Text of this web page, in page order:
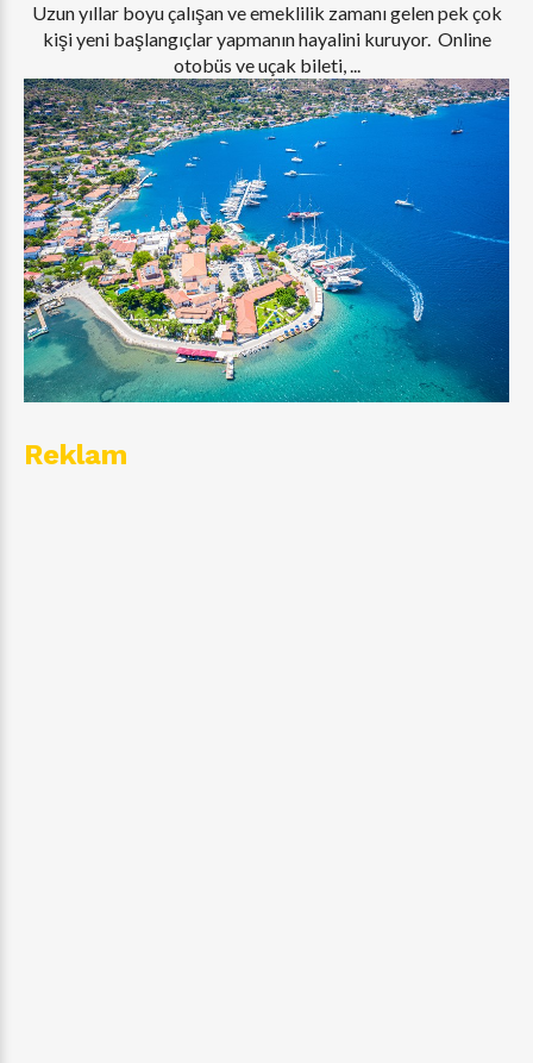
Uzun yıllar boyu çalışan ve emeklilik zamanı gelen pek çok
kişi yeni başlangıçlar yapmanın hayalini kuruyor. Online
otobüs ve uçak bileti, ...
Reklam